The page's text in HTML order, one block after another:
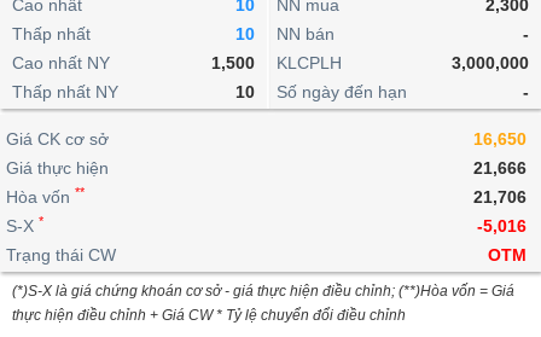
Giao
dịch
nội
bộ
Niên
giám
Tài
liệu
cổ
đông
Định
giá
Nước
ngoài
Tự
doanh
Top
cổ
phiếu
Bản
dịch
Chứng
quyền
Tổng
quan
Thống
kê
dịch
Định
Thống
kê
giao
dịch
Tin
tức
tích
kỹ
thuật
Bảng
giá
Bộ
lọc
cổ
phiếu
mô
lai
Chứng
quyền
Trái
phiếu
doanh
nghiệp
Đào
Dịch
vụ
Cao nhất
10
Thấp nhất
10
Cao nhất NY
1,500
Thấp nhất NY
10
NN mua
2,300
NN bán
-
KLCPLH
3,000,000
Số ngày đến hạn
-
Giá CK cơ sở
16,650
Giá thực hiện
21,666
Hòa vốn **
21,706
S-X *
-5,016
Trạng thái CW
OTM
(*)S-X là giá chứng khoán cơ sở - giá thực hiện điều chỉnh; (**)Hòa vốn = Giá
thực hiện điều chỉnh + Giá CW * Tỷ lệ chuyển đổi điều chỉnh
BẤT
ĐỘNG
SẢN
TÀI
CHÍNH
HÀNG
HÓA